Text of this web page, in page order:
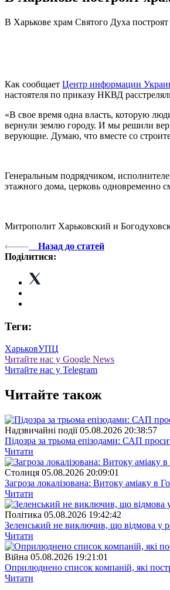
В Харькове храм Святого Духа
Как сообщает Центр информации
настоятеля по приказу НКВД
«В свое время одна власть, которую
вернули землю городу. И мы решили
верующие. Думаю, что вместе со
Генеральным подрядчиком,
этажного дома, церковь одновременно
Митрополит Харьковский и
Назад до статей
Поділитися:
Теги:
ХарьковУПЦ
Читайте нас у Google News
Читайте нас у Telegram
Читайте також
Надзвичайні події 05.08.2026 20:38:57
Підозра за трьома епізодами: САП
Читати
Столиця 05.08.2026 20:09:01
Загроза локалізована: Витоку аміаку в
Читати
Полiтика 05.08.2026 19:42:42
Зеленський не виключив, що відмова у
Читати
Війна 05.08.2026 19:21:01
Оприлюднено список компаній, які
Читати